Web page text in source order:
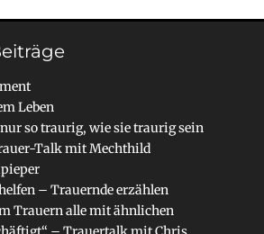
Leben
so traurig, wie sie traurig sein
Talk mit Mechthild
– Trauernde erzählen
Trauern alle mit ähnlichen